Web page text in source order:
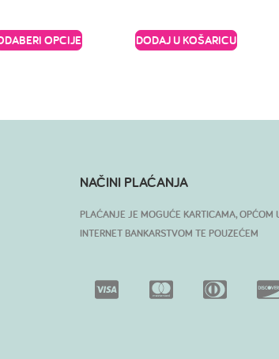
OPCIJE DODAJ U KOŠARICU
NAČINI PLAĆANJA
PLAĆANJE JE MOGUĆE KARTICAMA, OPĆOM
INTERNET BANKARSTVOM TE POUZEĆEM